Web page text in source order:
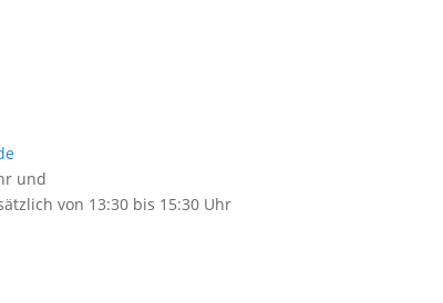
und
von 13:30 bis 15:30 Uhr